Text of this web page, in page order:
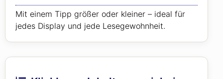
Mit einem Tipp größer oder kleiner – ideal für
jedes Display und jede Lesegewohnheit.